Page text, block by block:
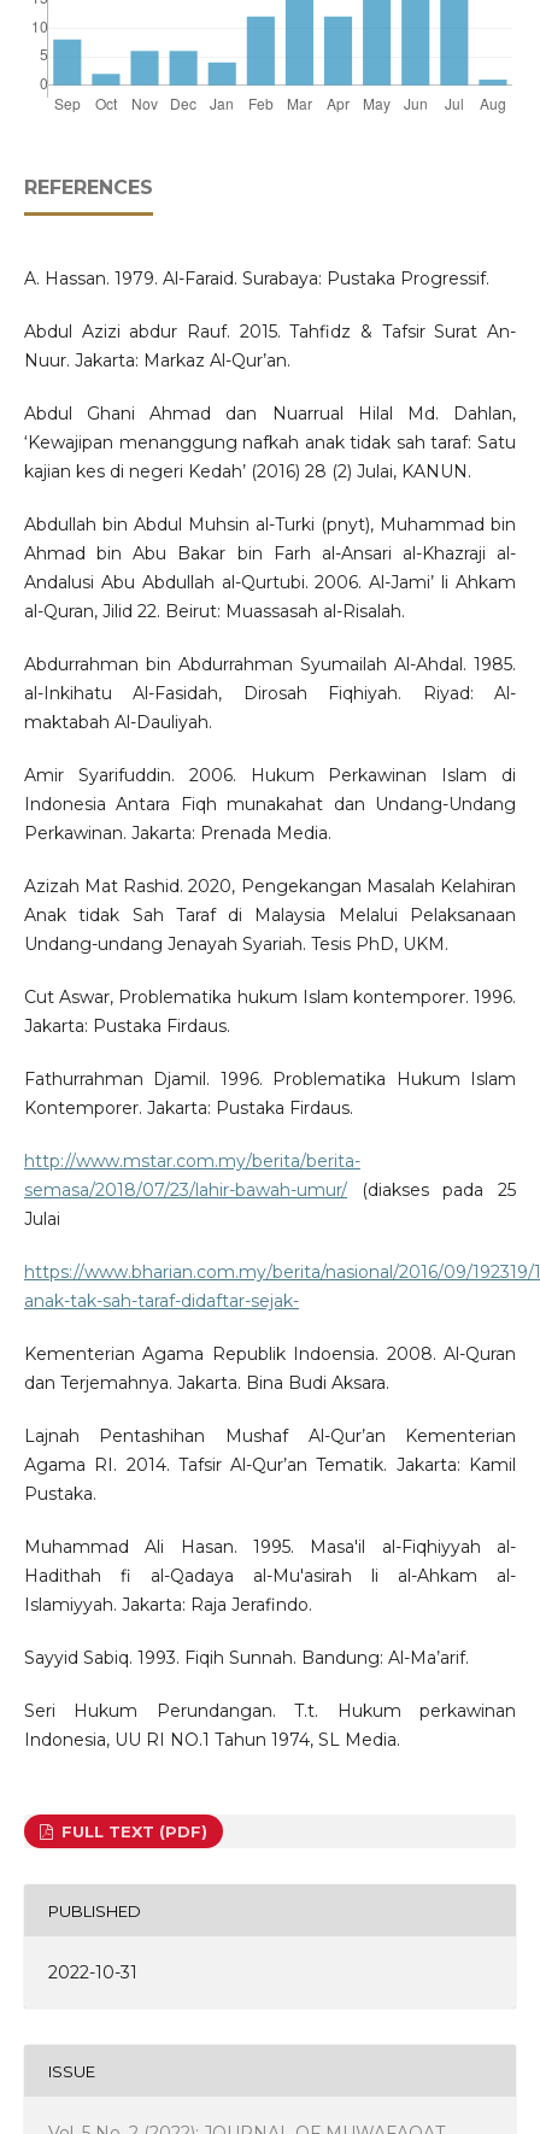
REFERENCES
A. Hassan. 1979. Al-Faraid. Surabaya: Pustaka Progressif.
Abdul Azizi abdur Rauf. 2015. Tahfidz & Tafsir Surat An-
Nuur. Jakarta: Markaz Al-Qur’an.
Abdul Ghani Ahmad dan Nuarrual Hilal Md. Dahlan,
‘Kewajipan menanggung nafkah anak tidak sah taraf: Satu
kajian kes di negeri Kedah’ (2016) 28 (2) Julai, KANUN.
Abdullah bin Abdul Muhsin al-Turki (pnyt), Muhammad bin
Ahmad bin Abu Bakar bin Farh al-Ansari al-Khazraji al-
Andalusi Abu Abdullah al-Qurtubi. 2006. Al-Jami’ li Ahkam
al-Quran, Jilid 22. Beirut: Muassasah al-Risalah.
Abdurrahman bin Abdurrahman Syumailah Al-Ahdal. 1985.
al-Inkihatu Al-Fasidah, Dirosah Fiqhiyah. Riyad: Al-
maktabah Al-Dauliyah.
Amir Syarifuddin. 2006. Hukum Perkawinan Islam di
Indonesia Antara Fiqh munakahat dan Undang-Undang
Perkawinan. Jakarta: Prenada Media.
Azizah Mat Rashid. 2020, Pengekangan Masalah Kelahiran
Anak tidak Sah Taraf di Malaysia Melalui Pelaksanaan
Undang-undang Jenayah Syariah. Tesis PhD, UKM.
Cut Aswar, Problematika hukum Islam kontemporer. 1996.
Jakarta: Pustaka Firdaus.
Fathurrahman Djamil. 1996. Problematika Hukum Islam
Kontemporer. Jakarta: Pustaka Firdaus.
http://www.mstar.com.my/berita/berita-
semasa/2018/07/23/lahir-bawah-umur/(diakses pada 25
Julai
https://www.bharian.com.my/berita/nasional/2016/09/192319/
anak-tak-sah-taraf-didaftar-sejak-
Kementerian Agama Republik Indoensia. 2008. Al-Quran
dan Terjemahnya. Jakarta. Bina Budi Aksara.
Lajnah Pentashihan Mushaf Al-Qur’an Kementerian
Agama RI. 2014. Tafsir Al-Qur’an Tematik. Jakarta: Kamil
Pustaka.
Muhammad Ali Hasan. 1995. Masa'il al-Fiqhiyyah al-
Hadithah fi al-Qadaya al-Mu'asirah li al-Ahkam al-
Islamiyyah. Jakarta: Raja Jerafindo.
Sayyid Sabiq. 1993. Fiqih Sunnah. Bandung: Al-Ma’arif.
Seri Hukum Perundangan. T.t. Hukum perkawinan
Indonesia, UU RI NO.1 Tahun 1974, SL Media.
FULL TEXT (PDF)
PUBLISHED
2022-10-31
ISSUE